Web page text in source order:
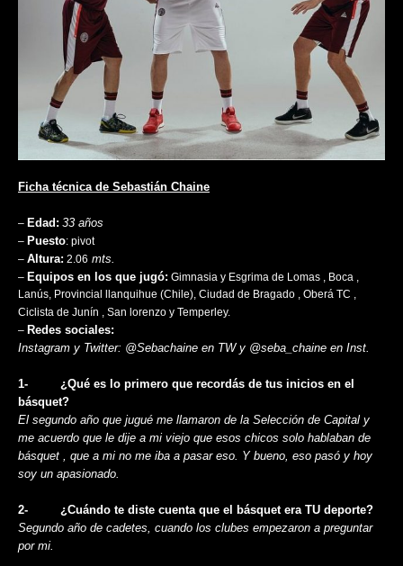
Ficha técnica de Sebastián Chaine
– Edad: 33 años
– Puesto: pivot
– Altura: 2.06 mts.
– Equipos en los que jugó: Gimnasia y Esgrima de Lomas , Boca ,
Lanús, Provincial llanquihue (Chile), Ciudad de Bragado , Oberá TC ,
Ciclista de Junín , San lorenzo y Temperley.
– Redes sociales:
Instagram y Twitter: @Sebachaine en TW y @seba_chaine en Inst.
1-​ ​ ​ ​ ​ ​ ​ ​ ​ ​¿Qué es lo primero que recordás de tus inicios en el
básquet?
El segundo año que jugué me llamaron de la Selección de Capital y
me acuerdo que le dije a mi viejo que esos chicos solo hablaban de
básquet , que a mi no me iba a pasar eso. Y bueno, eso pasó y hoy
soy un apasionado.
2-​ ​ ​ ​ ​ ​ ​ ​ ​ ​¿Cuándo te diste cuenta que el básquet era TU deporte?
Segundo año de cadetes, cuando los clubes empezaron a preguntar
por mi.